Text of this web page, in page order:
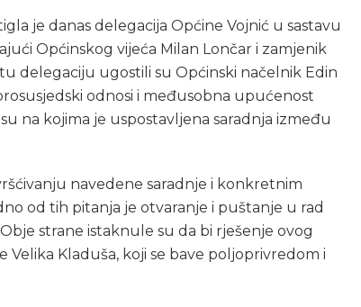
je danas delegacija Općine Vojnić u sastavu
Općinskog vijeća Milan Lončar i zamjenik
delegaciju ugostili su Općinski načelnik Edin
odnosi i međusobna upućenost
na kojima je uspostavljena saradnja između
navedene saradnje i konkretnim
od tih pitanja je otvaranje i puštanje u rad
strane istaknule su da bi rješenje ovog
Kladuša, koji se bave poljoprivredom i